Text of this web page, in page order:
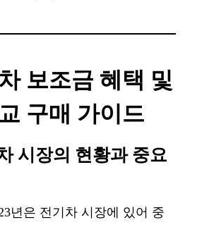
보조금 혜택 및
구매 가이드
시장의 현황과 중요
년은 전기차 시장에 있어 중